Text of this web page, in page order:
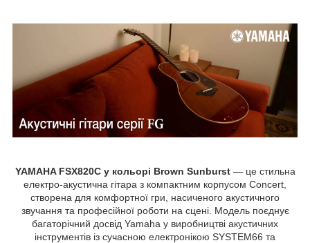
YAMAHA FSX820C у кольорі Brown Sunburst— це стильна
електро-акустична гітара з компактним корпусом Concert,
створена для комфортної гри, насиченого акустичного
звучання та професійної роботи на сцені. Модель поєднує
багаторічний досвід Yamaha у виробництві акустичних
інструментів із сучасною електронікою SYSTEM66 та